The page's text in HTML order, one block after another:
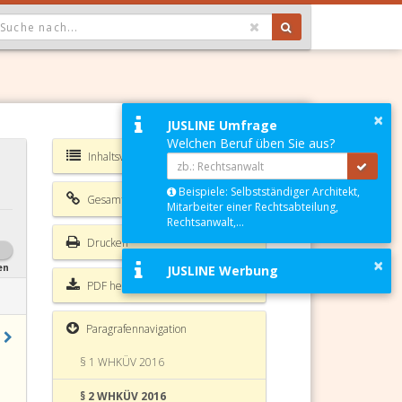
GEWÄHLTER WERT IST ALLE
Inhaltsverzeichnis WHKÜV 2016
Gesamte Rechtsvorschrift
Drucken
PDF herunterladen
Paragrafennavigation
§ 1 WHKÜV 2016
§ 2 WHKÜV 2016
×
JUSLINE Umfrage
Welchen Beruf üben Sie aus?
Beispiele: Selbstständiger Architekt,
Mitarbeiter einer Rechtsabteilung,
Rechtsanwalt,...
×
JUSLINE Werbung